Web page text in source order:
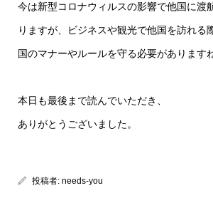
今は新型コロナウィルスの影響で他国に渡
りますが、ビジネスや観光で他国を訪れる
国のマナーやルールを守る必要がありますね
本日も最後まで読んでいただき、
ありがとうございました。
投稿者: needs-you